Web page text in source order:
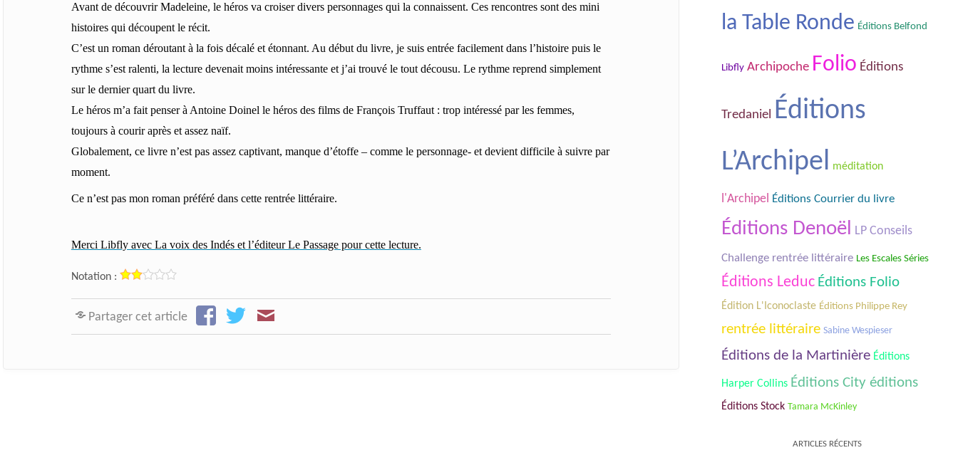
Avant de découvrir Madeleine, le héros va croiser divers personnages qui la connaissent. Ces rencontres sont des mini
histoires qui découpent le récit.
C’est un roman déroutant à la fois décalé et étonnant. Au début du livre, je suis entrée facilement dans l’histoire puis le
rythme s’est ralenti, la lecture devenait moins intéressante et j’ai trouvé le tout décousu. Le rythme reprend simplement
sur le dernier quart du livre.
Le héros m’a fait penser à Antoine Doinel le héros des films de François Truffaut : trop intéressé par les femmes,
toujours à courir après et assez naïf.
Globalement, ce livre n’est pas assez captivant, manque d’étoffe – comme le personnage- et devient difficile à suivre par
moment.
Ce n’est pas mon roman préféré dans cette rentrée littéraire.
Merci Libfly avec La voix des Indés et l’éditeur Le Passage pour cette lecture.
Notation :
Partager cet article
la Table Ronde Éditions Belfond
Libfly Archipoche Folio Éditions
Tredaniel Éditions
L’Archipel méditation
l'Archipel Éditions Courrier du livre
Éditions Denoël LP Conseils
Challenge rentrée littéraire Les Escales Séries
Éditions Leduc Éditions Folio
Édition L'Iconoclaste Éditions Philippe Rey
rentrée littéraire Sabine Wespieser
Éditions de la Martinière Éditions
Harper Collins Éditions City éditions
Éditions Stock Tamara McKinley
ARTICLES RÉCENTS